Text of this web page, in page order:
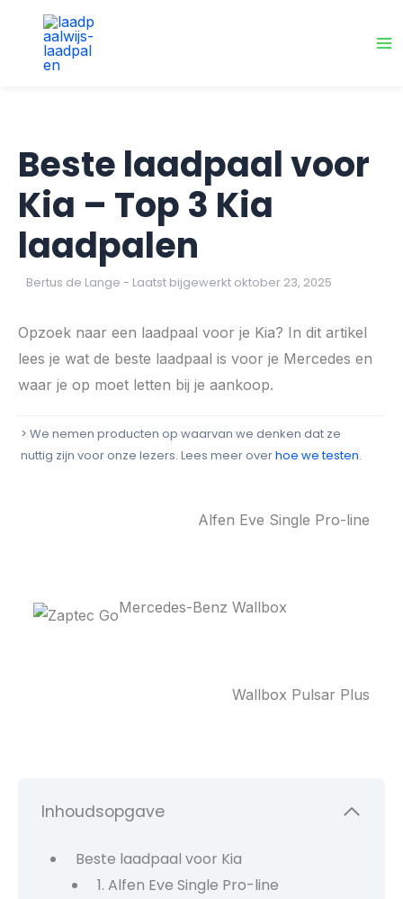
Beste laadpaal voor
Kia – Top 3 Kia
laadpalen
Bertus de Lange - Laatst bijgewerkt oktober 23, 2025
Opzoek naar een laadpaal voor je Kia? In dit artikel
lees je wat de beste laadpaal is voor je Mercedes en
waar je op moet letten bij je aankoop.
> We nemen producten op waarvan we denken dat ze
nuttig zijn voor onze lezers. Lees meer overhoe we testen.
Alfen Eve Single Pro-line
Mercedes-Benz Wallbox
Wallbox Pulsar Plus
Inhoudsopgave
Beste laadpaal voor Kia
1. Alfen Eve Single Pro-line